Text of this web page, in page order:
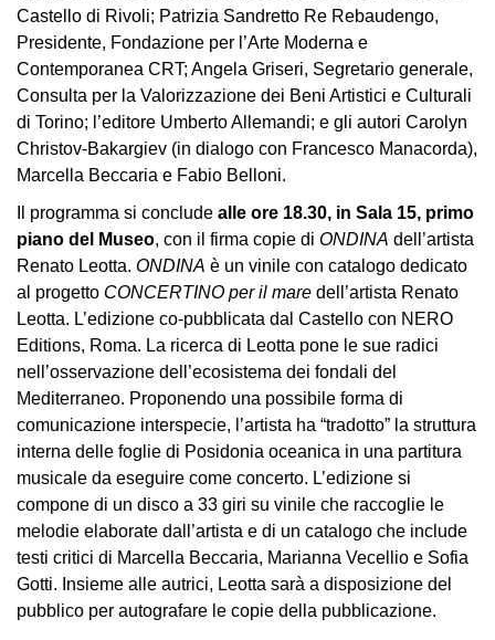
Castello di Rivoli; Patrizia Sandretto Re Rebaudengo,
Presidente, Fondazione per l’Arte Moderna e
Contemporanea CRT; Angela Griseri, Segretario generale,
Consulta per la Valorizzazione dei Beni Artistici e Culturali
di Torino; l’editore Umberto Allemandi; e gli autori Carolyn
Christov-Bakargiev (in dialogo con Francesco Manacorda),
Marcella Beccaria e Fabio Belloni.
Il programma si conclude alle ore 18.30, in Sala 15, primo
piano del Museo, con il firma copie di ONDINA dell’artista
Renato Leotta. ONDINA è un vinile con catalogo dedicato
al progetto CONCERTINO per il mare dell’artista Renato
Leotta. L’edizione co-pubblicata dal Castello con NERO
Editions, Roma. La ricerca di Leotta pone le sue radici
nell’osservazione dell’ecosistema dei fondali del
Mediterraneo. Proponendo una possibile forma di
comunicazione interspecie, l’artista ha “tradotto” la struttura
interna delle foglie di Posidonia oceanica in una partitura
musicale da eseguire come concerto. L’edizione si
compone di un disco a 33 giri su vinile che raccoglie le
melodie elaborate dall’artista e di un catalogo che include
testi critici di Marcella Beccaria, Marianna Vecellio e Sofia
Gotti. Insieme alle autrici, Leotta sarà a disposizione del
pubblico per autografare le copie della pubblicazione.